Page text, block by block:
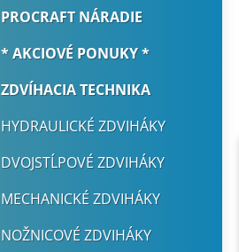
PROCRAFT NÁRADIE
* AKCIOVÉ PONUKY *
ZDVÍHACIA TECHNIKA
HYDRAULICKÉ ZDVIHÁKY
DVOJSTĹPOVÉ ZDVIHÁKY
MECHANICKÉ ZDVIHÁKY
NOŽNICOVÉ ZDVIHÁKY